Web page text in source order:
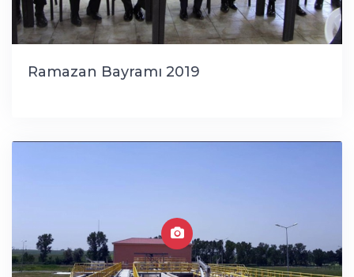
Ramazan Bayramı 2019